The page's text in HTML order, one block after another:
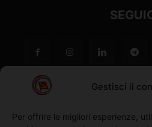
Gestisci il
Per offrire le migliori esperienze,